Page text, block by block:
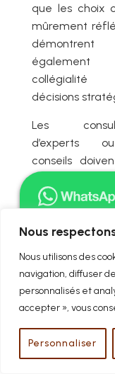
Nous
Nous utilisons des
navigation, diffuser
personnalisés et
accepter », vous
Personnaliser
que les choix
mûrement
démontrent
décisions
Les
d’experts
conseils
l’objet de
écrits. Ces
Ils établissent
dirigeant a
Bonjour !
Comment